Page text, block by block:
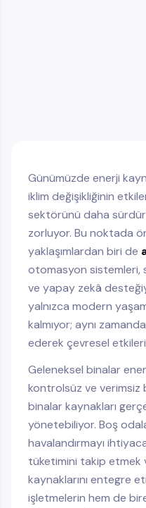
Günümüzde enerji
iklim değişikliğinin
sektörünü daha
zorluyor. Bu noktada
yaklaşımlardan biri de
otomasyon sistemleri,
ve yapay zekâ
yalnızca modern
kalmıyor; aynı
ederek çevresel
Geleneksel binalar
kontrolsüz ve verimsiz
binalar kaynakları
yönetebiliyor. Boş
havalandırmayı
tüketimini takip etmek
kaynaklarını entegre
işletmelerin hem de